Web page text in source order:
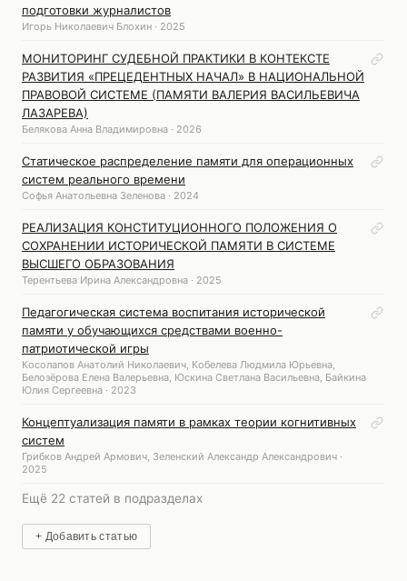
подготовки журналистов
Игорь Николаевич Блохин · 2025
МОНИТОРИНГ СУДЕБНОЙ ПРАКТИКИ В КОНТЕКСТЕ
РАЗВИТИЯ «ПРЕЦЕДЕНТНЫХ НАЧАЛ» В НАЦИОНАЛЬНОЙ
ПРАВОВОЙ СИСТЕМЕ (ПАМЯТИ ВАЛЕРИЯ ВАСИЛЬЕВИЧА
ЛАЗАРЕВА)
Белякова Анна Владимировна · 2026
Статическое распределение памяти для операционных
систем реального времени
Софья Анатольевна Зеленова · 2024
РЕАЛИЗАЦИЯ КОНСТИТУЦИОННОГО ПОЛОЖЕНИЯ О
СОХРАНЕНИИ ИСТОРИЧЕСКОЙ ПАМЯТИ В СИСТЕМЕ
ВЫСШЕГО ОБРАЗОВАНИЯ
Терентьева Ирина Александровна · 2025
Педагогическая система воспитания исторической
памяти у обучающихся средствами военно-
патриотической игры
Косолапов Анатолий Николаевич, Кобелева Людмила Юрьевна,
Белозёрова Елена Валерьевна, Юскина Светлана Васильевна, Байкина
Юлия Сергеевна · 2023
Концептуализация памяти в рамках теории когнитивных
систем
Грибков Андрей Армович, Зеленский Александр Александрович ·
2025
Ещё 22 статей в подразделах
+ Добавить статью